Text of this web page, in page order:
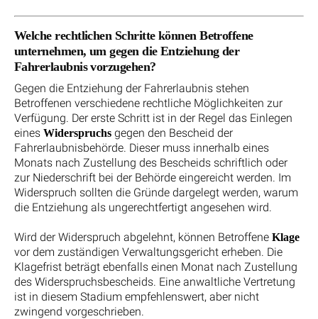
Welche rechtlichen Schritte können Betroffene
unternehmen, um gegen die Entziehung der
Fahrerlaubnis vorzugehen?
Gegen die Entziehung der Fahrerlaubnis stehen
Betroffenen verschiedene rechtliche Möglichkeiten zur
Verfügung. Der erste Schritt ist in der Regel das Einlegen
eines Widerspruchs gegen den Bescheid der
Fahrerlaubnisbehörde. Dieser muss innerhalb eines
Monats nach Zustellung des Bescheids schriftlich oder
zur Niederschrift bei der Behörde eingereicht werden. Im
Widerspruch sollten die Gründe dargelegt werden, warum
die Entziehung als ungerechtfertigt angesehen wird.
Wird der Widerspruch abgelehnt, können Betroffene Klage
vor dem zuständigen Verwaltungsgericht erheben. Die
Klagefrist beträgt ebenfalls einen Monat nach Zustellung
des Widerspruchsbescheids. Eine anwaltliche Vertretung
ist in diesem Stadium empfehlenswert, aber nicht
zwingend vorgeschrieben.